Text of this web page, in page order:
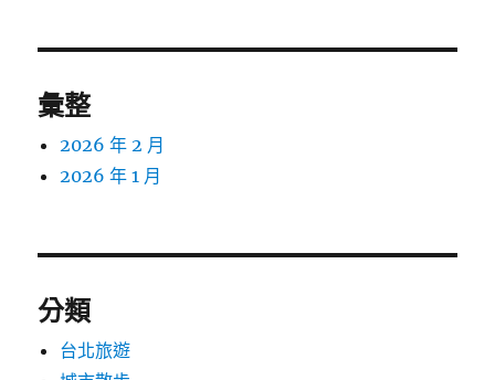
彙整
2026 年 2 月
2026 年 1 月
分類
台北旅遊